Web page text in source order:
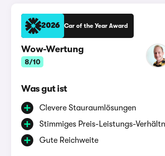
2026 Car of the Year Award
Wow-Wertung
8/10
Was gut ist
Clevere Stauraumlösungen
Stimmiges Preis-Leistungs-
Gute Reichweite